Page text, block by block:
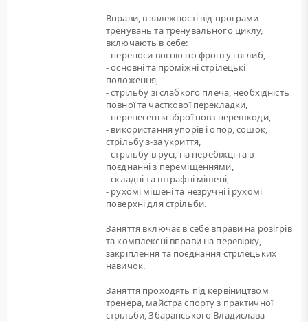
Вправи, в залежності від програми
тренувань та тренувального циклу,
включають в себе:
- переноси вогню по фронту і вглиб,
- основні та проміжні стрілецькі
положення,
- стрільбу зі слабкого плеча, необхідність
повної та часткової перекладки,
- перенесення зброї повз перешкоди,
- використання упорів і опор, сошок,
стрільбу з-за укриття,
- стрільбу в русі, на перебіжці та в
поєднанні з переміщеннями,
- складні та штрафні мішені,
- рухомі мішені та незручні і рухомі
поверхні для стрільби.
Заняття включає в себе вправи на розігрів
та комплексні вправи на перевірку,
закріплення та поєднання стрілецьких
навичок.
Заняття проходять під кервіництвом
тренера, майстра спорту з практичної
стрільби, Збаранського Владислава